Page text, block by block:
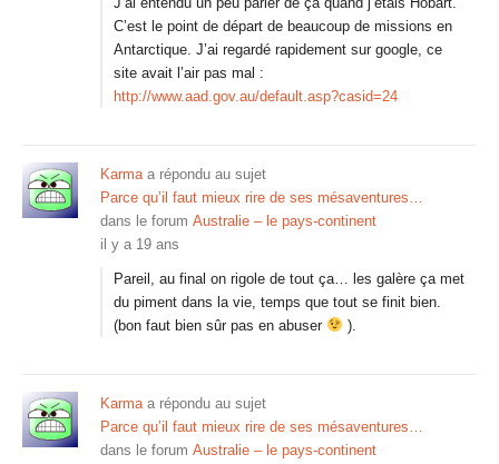
C’est le point de départ de beaucoup de missions en
Antarctique. J’ai regardé rapidement sur google, ce
site avait l’air pas mal :
http://www.aad.gov.au/default.asp?casid=24
Karmaa répondu au sujet
Parce qu’il faut mieux rire de ses mésaventures…
dans le forum Australie – le pays-continent
il y a 19 ans
Pareil, au final on rigole de tout ça… les galère ça met
du piment dans la vie, temps que tout se finit bien.
(bon faut bien sûr pas en abuser
).
Karmaa répondu au sujet
Parce qu’il faut mieux rire de ses mésaventures…
dans le forum Australie – le pays-continent